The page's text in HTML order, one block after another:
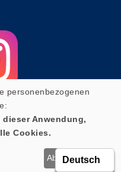
personenbezogenen
Anwendung,
Cookies.
Ablehnen OK